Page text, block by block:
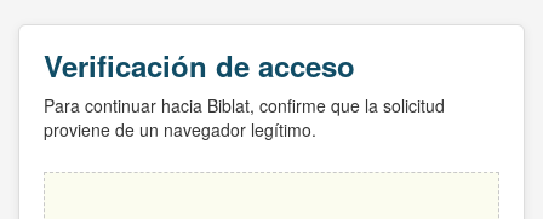
Verificación de acceso
Para continuar hacia Biblat, confirme que la solicitud
proviene de un navegador legítimo.